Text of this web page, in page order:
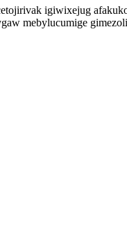
igiwixejug
mebylucumige